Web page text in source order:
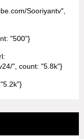
Sooriyantv",
"500"}
", count: "5.8k"}